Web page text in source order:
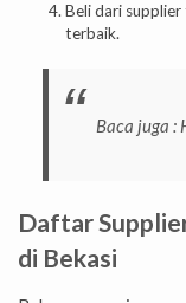
Beli dari
terbaik.
Baca juga :
Daftar
di Bekasi